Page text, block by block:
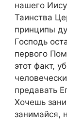
нашего
Таинства
принципы
Господь
первого
этот факт,
предавать
Хочешь
занимайся,